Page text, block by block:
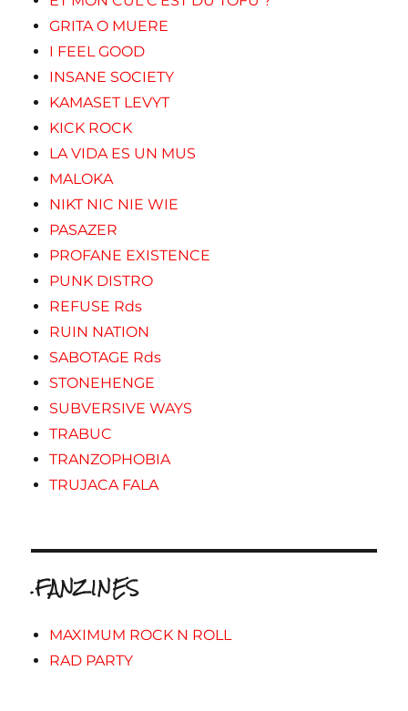
GRITA O MUERE
I FEEL GOOD
INSANE SOCIETY
KAMASET LEVYT
KICK ROCK
LA VIDA ES UN MUS
MALOKA
NIKT NIC NIE WIE
PASAZER
PROFANE EXISTENCE
PUNK DISTRO
REFUSE Rds
RUIN NATION
SABOTAGE Rds
STONEHENGE
SUBVERSIVE WAYS
TRABUC
TRANZOPHOBIA
TRUJACA FALA
.FANZINES
MAXIMUM ROCK N ROLL
RAD PARTY